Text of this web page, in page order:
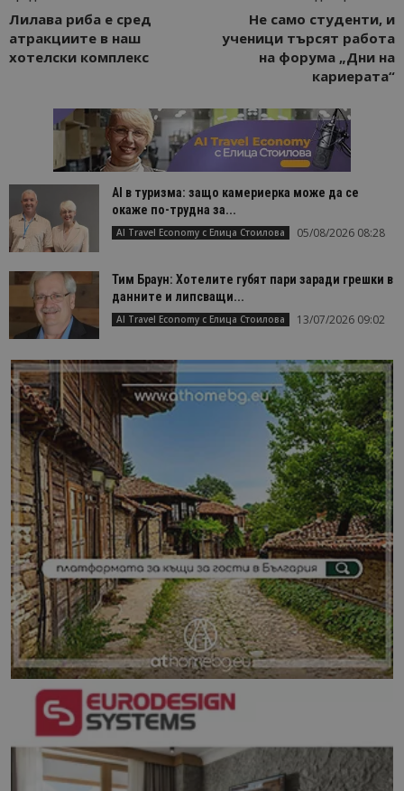
Лилава риба е сред
атракциите в наш
хотелски комплекс
Не само студенти, и
ученици търсят работа
на форума „Дни на
кариерата“
AI в туризма: защо камериерка може да се
окаже по-трудна за...
AI Travel Economy с Елица Стоилова 05/08/2026 08:28
Тим Браун: Хотелите губят пари заради грешки в
данните и липсващи...
AI Travel Economy с Елица Стоилова 13/07/2026 09:02